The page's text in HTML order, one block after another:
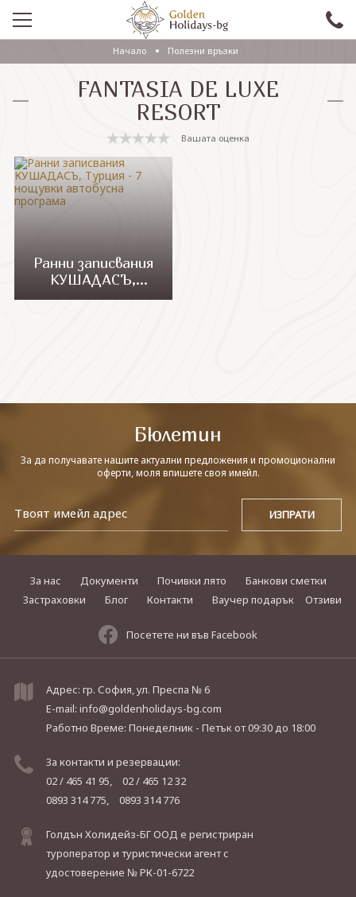
ПРОМО
EКСКУРЗИИ СЪС САМОЛЕТ
ЕКСКУРЗИИ С АВТОБУС
САМОЛЕТНИ ПОЧИВКИ
ПОЧИВКИ С АВТОБУС
ЕКЗОТИКА
Начало Полезни връзки
FANTASIA DE LUXE
RESORT
Вашата оценка
Ранни записвания
КУШАДАСЪ,
Турция - 7 нощувки
Бюлетин
За да получавате нашите актуални предложения и промоционални
оферти, моля впишете своя имейл.
За нас Документи Почивки лято
Банкови сметки
Застраховки
Блог Контакти Ваучер подарък Отзиви
Посетете ни във Facebook
Адрес: гр. София, ул. Преспа № 6
E-mail: info@goldenholidays-bg.com
Работно Време: Понеделник - Петъкот 09:30 до 18:00
За контакти и резервации:
02 / 465 41 95,
02 / 465 12 32
0893 314 775,
0893 314 776
Голдън Холидейз-БГ ООД е регистриран
туроператор и туристически агент с
удостоверение № РК-01-6722